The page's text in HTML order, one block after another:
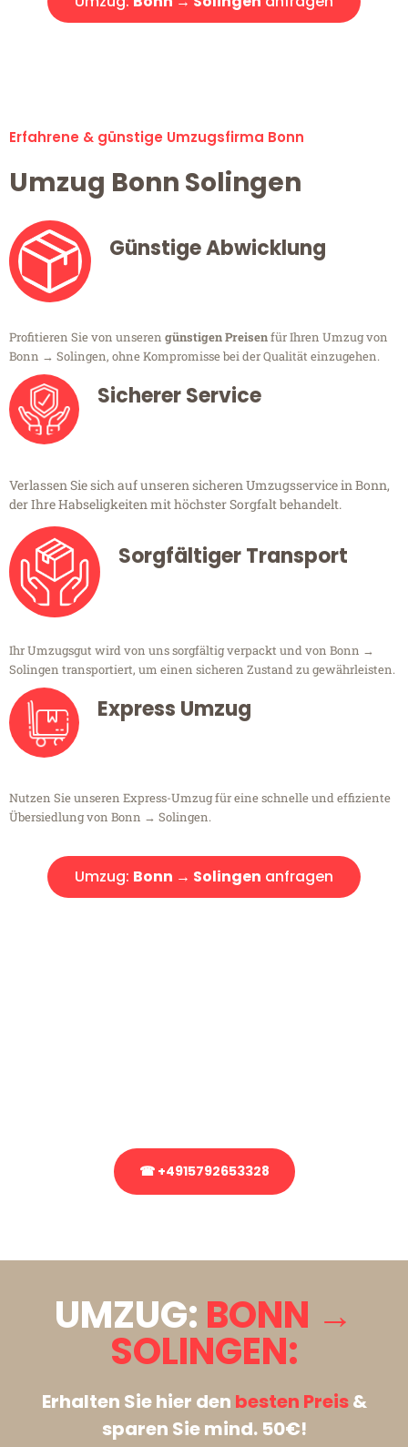
Erfahrene & günstige Umzugsfirma Bonn
Umzug Bonn Solingen
Günstige Abwicklung
Profitieren Sie von unseren günstigen Preisenfür Ihren Umzug von
Bonn → Solingen, ohne Kompromisse bei der Qualität einzugehen.
Sicherer Service
Verlassen Sie sich auf unseren sicheren Umzugsservice in Bonn,
der Ihre Habseligkeiten mit höchster Sorgfalt behandelt.
Sorgfältiger Transport
Ihr Umzugsgut wird von uns sorgfältig verpackt und von Bonn →
Solingen transportiert, um einen sicheren Zustand zu gewährleisten.
Express Umzug
Nutzen Sie unseren Express-Umzug für eine schnelle und effiziente
Übersiedlung von Bonn → Solingen.
Umzug: Bonn → Solingen anfragen
☎ +4915792653328
UMZUG: BONN →
SOLINGEN:
Erhalten Sie hier den besten Preis&
sparen Sie mind. 50€!